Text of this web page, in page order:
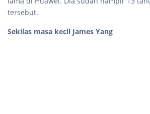
tersebut.
Sekilas masa kecil James Yang